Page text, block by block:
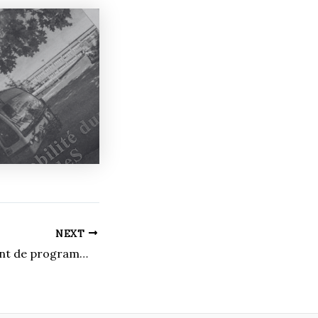
NEXT
Un renouvellement de programme qui porte ses fruits pour l’École de musique